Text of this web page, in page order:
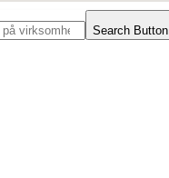
Search Button